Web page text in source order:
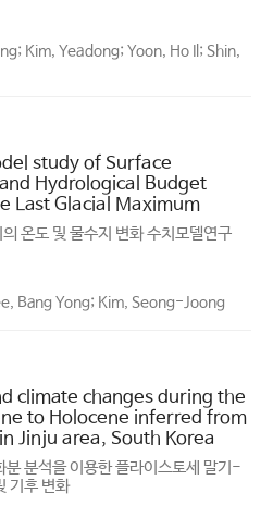
Kim, Yeadong; Yoon, Ho Il; Shin,
study of Surface
Hydrological Budget
Last Glacial Maximum
온도 및 물수지 변화 수치모델연구
Bang Yong; Kim, Seong-Joong
climate changes during the
to Holocene inferred from
Jinju area, South Korea
분 분석을 이용한 플라이스토세 말기-
기후 변화